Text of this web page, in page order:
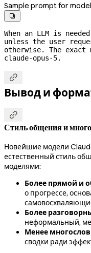
Sample prompt for

When an LLM is
unless the user
claude-opus-5.

Вывод и

Стиль общения и
Новейшие модели
естественный стиль
моделями:
Более прямой и
о прогрессе,
Более
неформальный,
Менее
сводки ради